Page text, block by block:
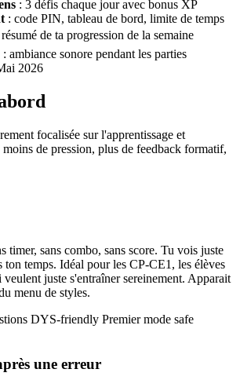
: 3 défis chaque jour avec bonus XP
: code PIN, tableau de bord, limite de temps
résumé de ta progression de la semaine
: ambiance sonore pendant les parties
2026
focalisée sur l'apprentissage et
de pression, plus de feedback formatif,
timer, sans combo, sans score. Tu vois juste
ton temps. Idéal pour les CP-CE1, les élèves
juste s'entraîner sereinement. Apparait
menu de styles.
DYS-friendly Premier mode safe
une erreur